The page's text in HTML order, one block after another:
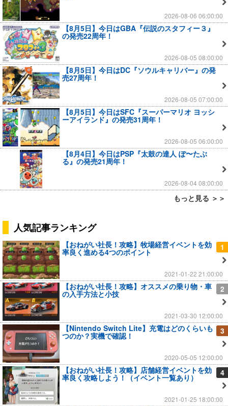
2026-08-06 06:00:00
【8月5日】今日はGBA『伝説のスタフィー３』
の発売22周年！
2026-08-05 08:00:00
【8月5日】今日はDC『ソウルキャリバー』の発
売27周年！
2026-08-05 07:00:00
【8月5日】今日はSFC『スーパーマリオ ヨッシ
ーアイランド』の発売31周年！
2026-08-05 06:00:00
【8月4日】今日はPSP『太鼓の達人 ぽ〜たぶ
る』の発売21周年！
2026-08-04 08:00:00
もっと見る ＞＞
人気記事ランキング
1
【おねがい社長！攻略】牧場経営イベントを効
率良く進める4つのポイント
2021-01-22 21:00:00
2
【おねがい社長！攻略】オススメの乗り物・車
の入手方法と小技
2021-03-30 12:00:00
3
【Nintendo Switch Lite】充電はどのくらいも
つのか？実機で確認！
2020-05-05 12:00:00
4
【おねがい社長！攻略】店舗経営イベントを効
率良く攻略しよう！（イベント一覧あり）
2021-01-25 18:00:00